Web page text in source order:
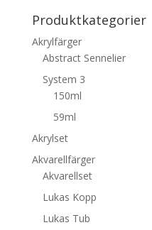
Produktkategorier
Akrylfärger
Abstract Sennelier
System 3
150ml
59ml
Akrylset
Akvarellfärger
Akvarellset
Lukas Kopp
Lukas Tub